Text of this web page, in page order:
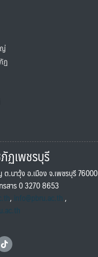
ฏ
ฏเพชรบุรี
.นาวุ้ง อ.เมือง จ.เพชรบุรี 76000
สาร 0 3270 8653
, info@pbru.ac.th,